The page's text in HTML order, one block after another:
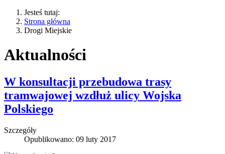
Jesteś tutaj:
Strona główna
Drogi Miejskie
Aktualności
W konsultacji przebudowa trasy
tramwajowej wzdłuż ulicy Wojska
Polskiego
Szczegóły
Opublikowano: 09 luty 2017